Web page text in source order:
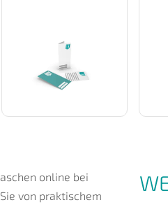
online bei
von praktischem